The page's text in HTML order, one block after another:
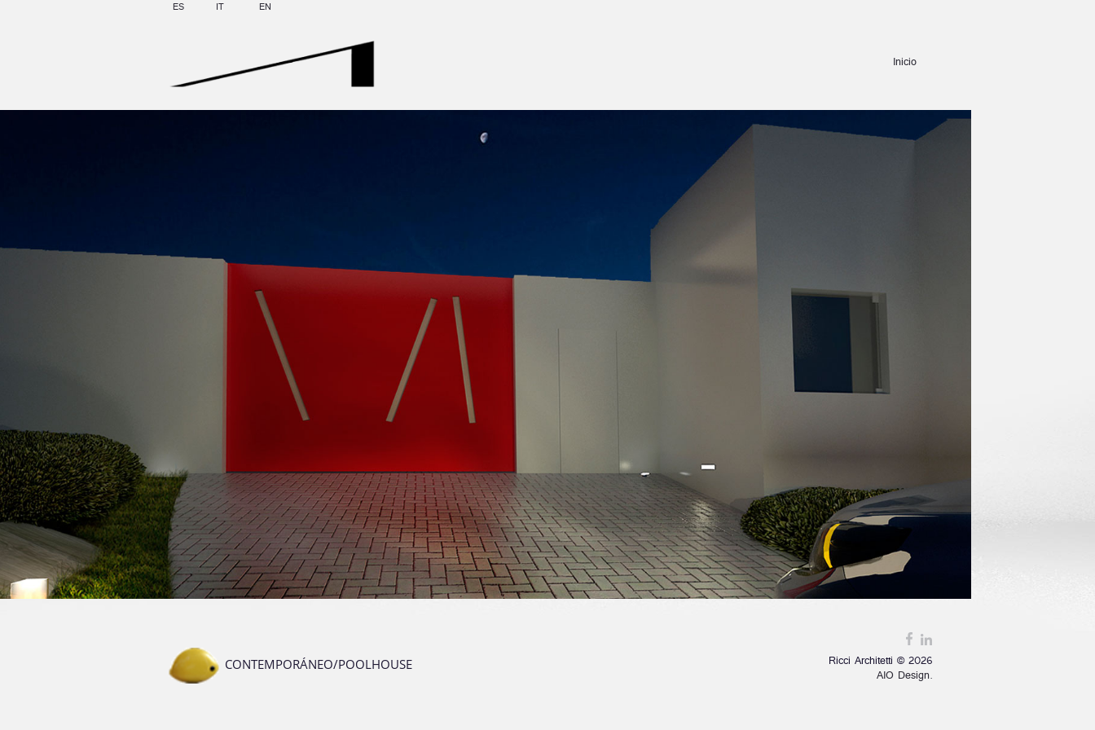
ES IT EN
Inicio
CONTEMPORÁNEO/POOLHOUSE Ricci Architetti © 2026
AIO Design.